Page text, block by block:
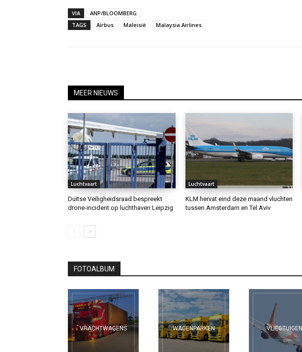
VIA
ANP/BLOOMBERG
TAGS
Airbus Maleisië Malaysia Airlines
MEER NIEUWS
Luchtvaart
Duitse Veiligheidsraad bespreekt
drone-incident op luchthaven Leipzig
Luchtvaart
KLM hervat eind deze maand vluchten
tussen Amsterdam en Tel Aviv
FOTOALBUM
VRACHTWAGENS WAGENPARKEN VLIEGTUIGEN